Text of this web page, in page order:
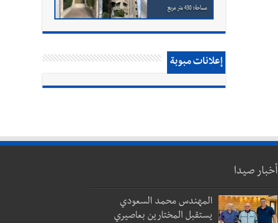
إعلانات مبوبة
أخبار صيدا
المهندس محمد السعودي
يستقبل المختارين بعاصيري